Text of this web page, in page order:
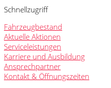
Schnellzugriff
Fahrzeugbestand
Aktuelle Aktionen
Serviceleistungen
Karriere und Ausbildung
Ansprechpartner
Kontakt & Öffnungszeiten